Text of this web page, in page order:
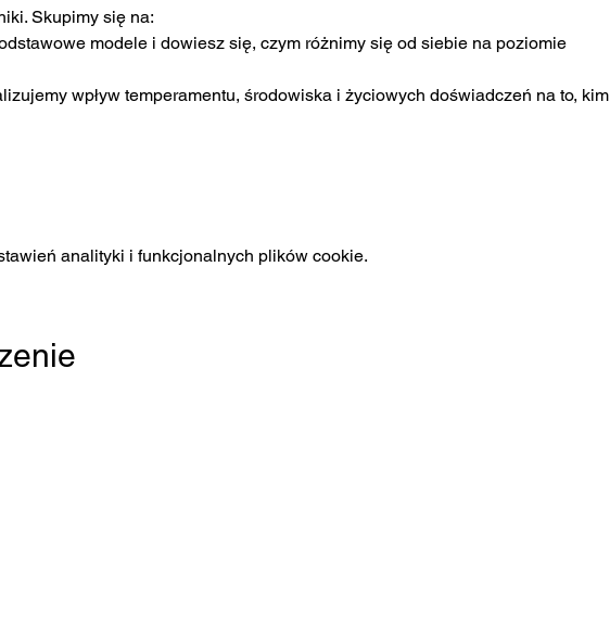
Skupimy się na:
modele i dowiesz się, czym różnimy się od siebie na poziomie
wpływ temperamentu, środowiska i życiowych doświadczeń na to, kim
analityki i funkcjonalnych plików cookie.